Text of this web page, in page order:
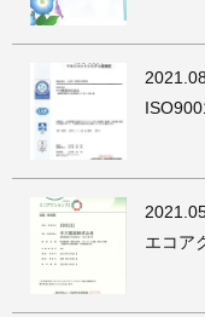
エコア